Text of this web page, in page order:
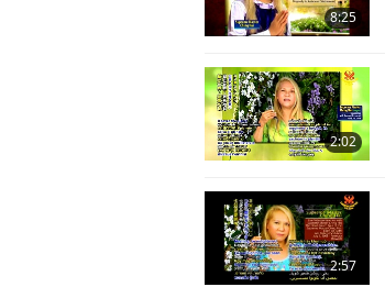
18 8:25
2:02
2:57